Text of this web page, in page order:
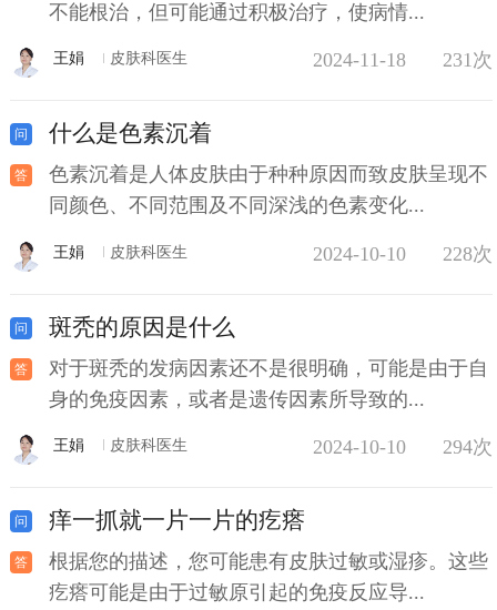
不能根治，但可能通过积极治疗，使病情...
王娟 皮肤科医生 2024-11-18 231次
什么是色素沉着
色素沉着是人体皮肤由于种种原因而致皮肤呈现不
同颜色、不同范围及不同深浅的色素变化...
王娟 皮肤科医生 2024-10-10 228次
斑秃的原因是什么
对于斑秃的发病因素还不是很明确，可能是由于自
身的免疫因素，或者是遗传因素所导致的...
王娟 皮肤科医生 2024-10-10 294次
痒一抓就一片一片的疙瘩
根据您的描述，您可能患有皮肤过敏或湿疹。这些
疙瘩可能是由于过敏原引起的免疫反应导...